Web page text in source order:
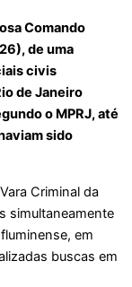
Comando
de uma
civis
de Janeiro
o MPRJ, até
sido
Criminal da
simultaneamente
em
buscas em